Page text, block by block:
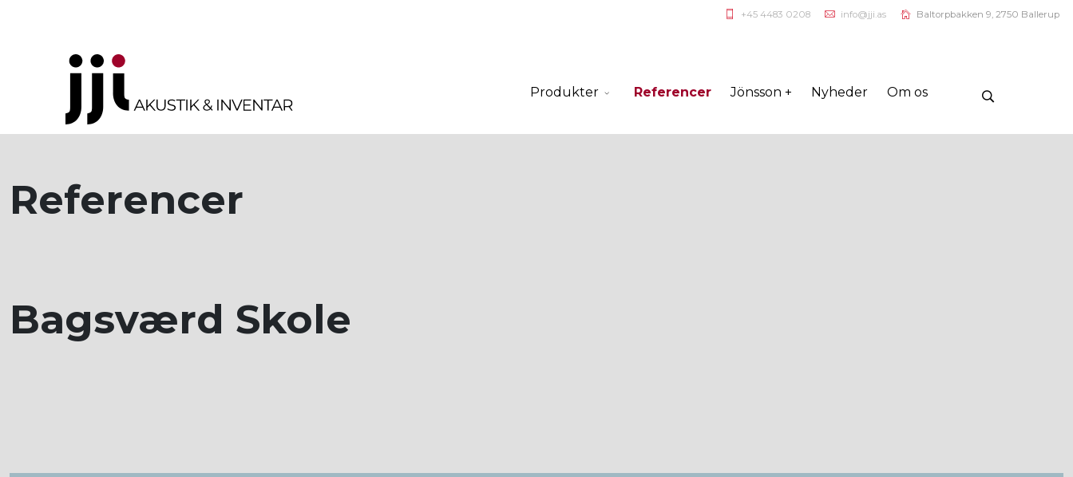
+45 4483 0208 info@jji.as Baltorpbakken 9, 2750 Ballerup
Produkter Referencer Jönsson + Nyheder Om os
Referencer
Bagsværd Skole